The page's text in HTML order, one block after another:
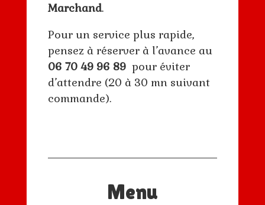
Marchand.
Pour un service plus rapide,
pensez à réserver à l’avance au
06 70 49 96 89pour éviter
d’attendre (20 à 30 mn suivant
commande).
Menu